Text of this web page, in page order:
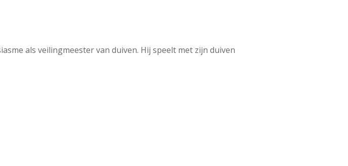
als veilingmeester van duiven. Hij speelt met zijn duiven